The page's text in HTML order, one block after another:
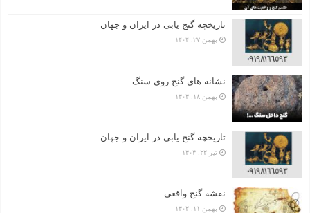
تاریخچه گنج‌ یابی در ایران و جهان
بهمن ۲۷, ۱۴۰۴
نشانه های گنج روی سنگ
بهمن ۱۸, ۱۴۰۴
تاریخچه گنج‌ یابی در ایران و جهان
تیر ۲۲, ۱۴۰۴
نقشه گنج واقعی
بهمن ۱۱, ۱۴۰۲